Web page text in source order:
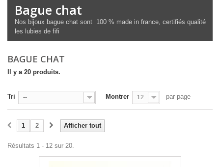
Bague chat
Nos bijoux bague chat sont 100 % made in france, certifiés qualité
les lubies de fifi
BAGUE CHAT
Il y a 20 produits.
Tri -- Montrer 12 par page
Afficher tout
1 2
Résultats 1 - 12 sur 20.